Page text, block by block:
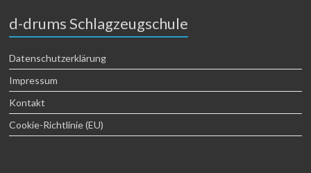
d-drums Schlagzeugschule
Datenschutzerklärung
Impressum
Kontakt
Cookie-Richtlinie (EU)